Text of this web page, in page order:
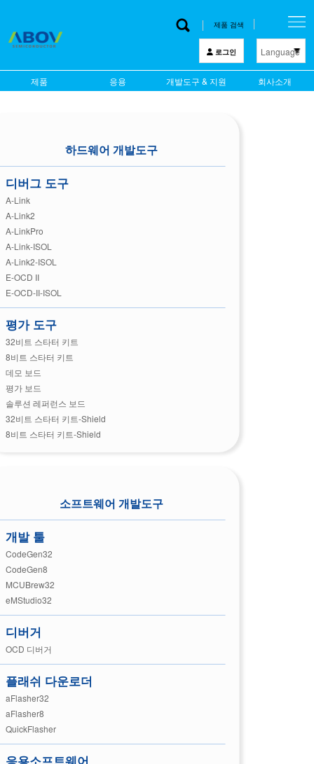
제품 검색
로그인 Language
English
제품 응용 개발도구 & 지원 회사소개
하드웨어 개발도구
디버그 도구
A-Link
A-Link2
A-LinkPro
A-Link-ISOL
A-Link2-ISOL
E-OCD II
E-OCD-II-ISOL
평가 도구
32비트 스타터 키트
8비트 스타터 키트
데모 보드
평가 보드
솔루션 레퍼런스 보드
32비트 스타터 키트-Shield
8비트 스타터 키트-Shield
소프트웨어 개발도구
개발 툴
CodeGen32
CodeGen8
MCUBrew32
eMStudio32
디버거
OCD 디버거
플래쉬 다운로더
aFlasher32
aFlasher8
QuickFlasher
응용소프트웨어